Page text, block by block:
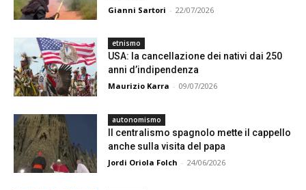
Gianni Sartori - 22/07/2026
etnismo
USA: la cancellazione dei nativi dai 250
anni d’indipendenza
Maurizio Karra - 09/07/2026
autonomismo
Il centralismo spagnolo mette il cappello
anche sulla visita del papa
Jordi Oriola Folch - 24/06/2026